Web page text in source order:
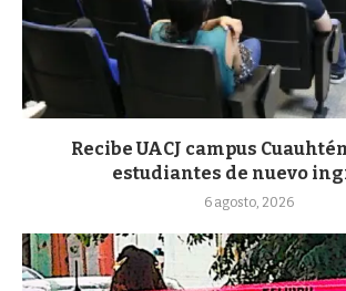
Recibe UACJ campus
estudiantes de nuevo
6 agosto, 2026